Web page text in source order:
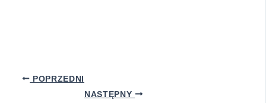
POPRZEDNI
NASTĘPNY